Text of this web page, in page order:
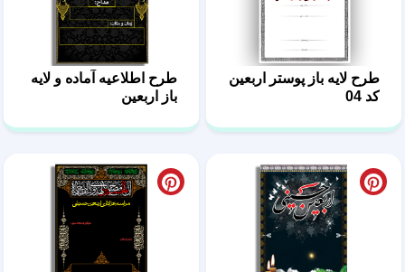
طرح لایه باز پوستر اربعین
کد 04
طرح اطلاعیه آماده و لایه
باز اربعین